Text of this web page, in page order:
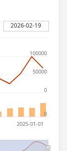
2025-01-01
0
50000
100000
0
2026-02-19